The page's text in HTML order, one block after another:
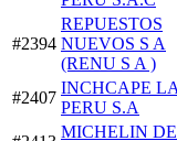
#2394
REPUESTOS
NUEVOS S A
(RENU S A )
#2407
INCHCAPE
PERU S.A
MICHELIN